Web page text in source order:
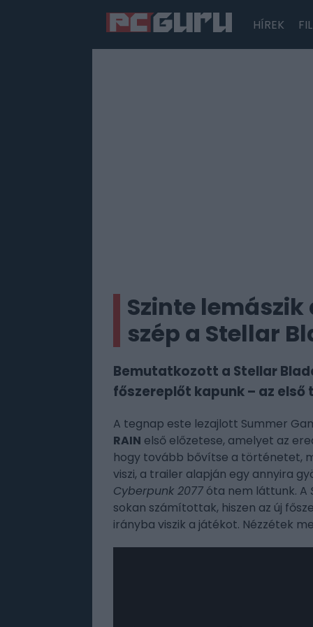
HÍREK
Szinte
szép a Stellar
Bemutatkozott a Stellar
főszereplőt kapunk – az
A tegnap este lezajlott Summer
RAIN első előzetese, amelyet az
hogy tovább bővítse a történetet,
viszi, a trailer alapján egy annyira
Cyberpunk 2077 óta nem láttunk. A
sokan számítottak, hiszen az új
irányba viszik a játékot. Nézzétek